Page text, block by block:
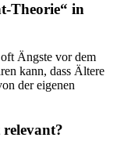
Theorie“ in
Ängste vor dem
kann, dass Ältere
der eigenen